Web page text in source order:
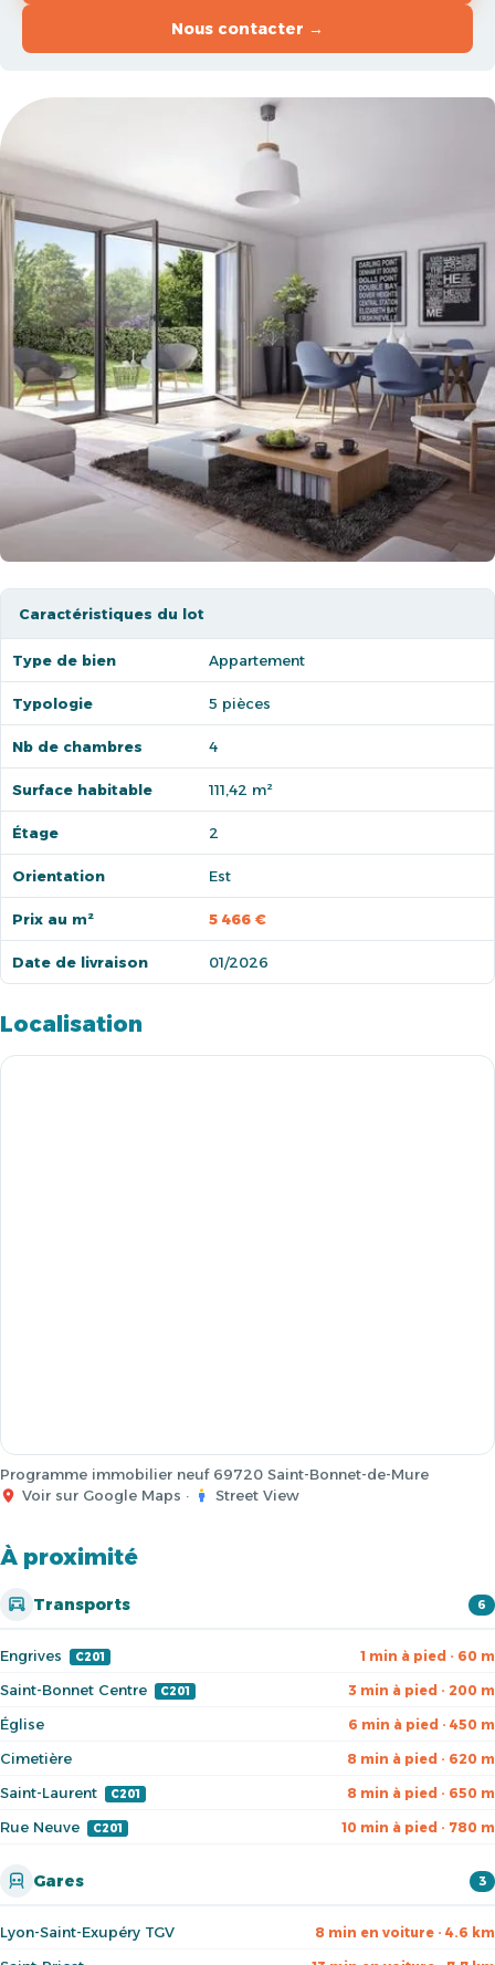
Nous contacter →
Caractéristiques du lot
Type de bien Appartement
Typologie 5 pièces
Nb de chambres 4
Surface habitable 111,42 m²
Étage 2
Orientation Est
Prix au m² 5 466 €
Date de livraison 01/2026
Localisation
Programme immobilier neuf 69720 Saint-Bonnet-de-Mure
Voir sur Google Maps · Street View
À proximité
Transports 6
Engrives C201 1 min à pied · 60 m
Saint-Bonnet Centre C201 3 min à pied · 200 m
Église 6 min à pied · 450 m
Cimetière 8 min à pied · 620 m
Saint-Laurent C201 8 min à pied · 650 m
Rue Neuve C201 10 min à pied · 780 m
Gares 3
Lyon-Saint-Exupéry TGV 8 min en voiture · 4.6 km